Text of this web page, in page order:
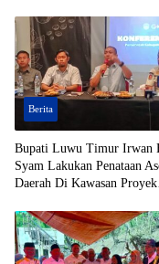
Berita
Bupati Luwu Timur Irwan
Syam Lakukan Penataan
Daerah Di Kawasan Proyek